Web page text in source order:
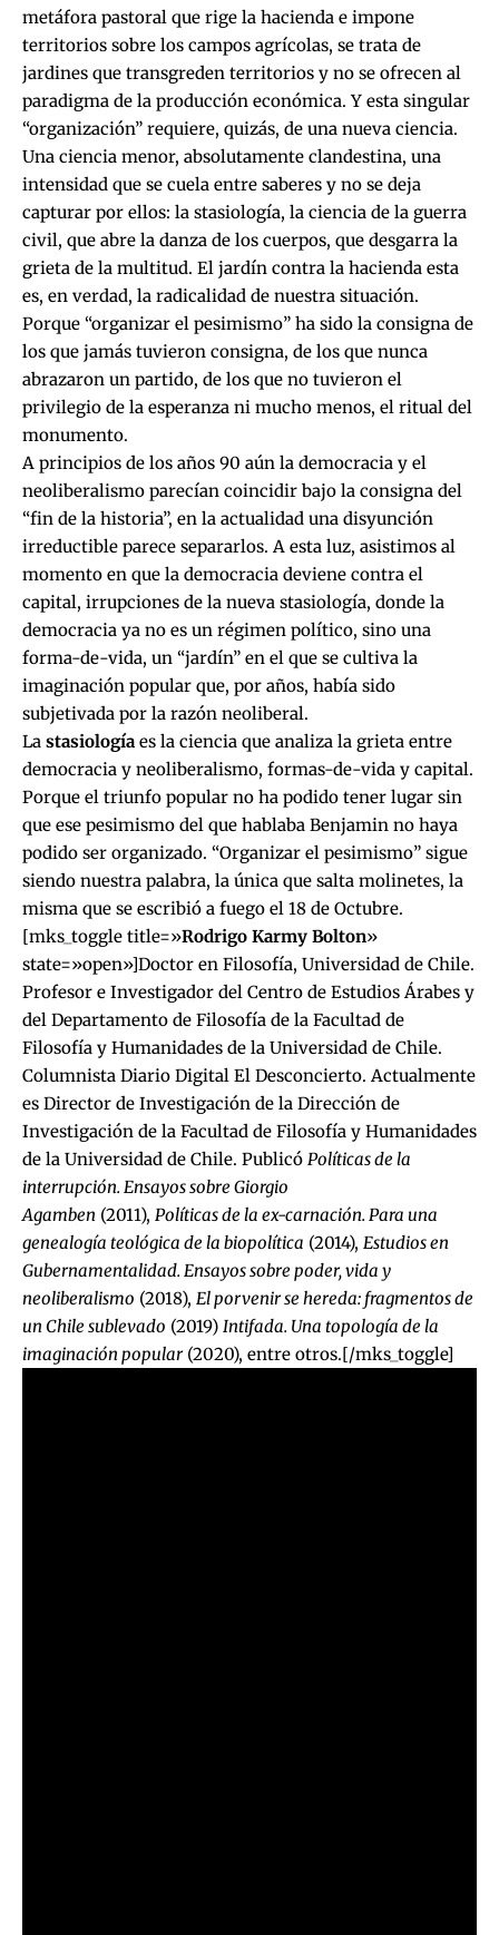
metáfora pastoral que rige la hacienda e impone
territorios sobre los campos agrícolas, se trata de
jardines que transgreden territorios y no se ofrecen al
paradigma de la producción económica. Y esta singular
“organización” requiere, quizás, de una nueva ciencia.
Una ciencia menor, absolutamente clandestina, una
intensidad que se cuela entre saberes y no se deja
capturar por ellos: la stasiología, la ciencia de la guerra
civil, que abre la danza de los cuerpos, que desgarra la
grieta de la multitud. El jardín contra la hacienda esta
es, en verdad, la radicalidad de nuestra situación.
Porque “organizar el pesimismo” ha sido la consigna de
los que jamás tuvieron consigna, de los que nunca
abrazaron un partido, de los que no tuvieron el
privilegio de la esperanza ni mucho menos, el ritual del
monumento.
A principios de los años 90 aún la democracia y el
neoliberalismo parecían coincidir bajo la consigna del
“fin de la historia”, en la actualidad una disyunción
irreductible parece separarlos. A esta luz, asistimos al
momento en que la democracia deviene contra el
capital, irrupciones de la nueva stasiología, donde la
democracia ya no es un régimen político, sino una
forma-de-vida, un “jardín” en el que se cultiva la
imaginación popular que, por años, había sido
subjetivada por la razón neoliberal.
La stasiología es la ciencia que analiza la grieta entre
democracia y neoliberalismo, formas-de-vida y capital.
Porque el triunfo popular no ha podido tener lugar sin
que ese pesimismo del que hablaba Benjamin no haya
podido ser organizado. “Organizar el pesimismo” sigue
siendo nuestra palabra, la única que salta molinetes, la
misma que se escribió a fuego el 18 de Octubre.
[mks_toggle title=»Rodrigo Karmy Bolton»
state=»open»]Doctor en Filosofía, Universidad de Chile.
Profesor e Investigador del Centro de Estudios Árabes y
del Departamento de Filosofía de la Facultad de
Filosofía y Humanidades de la Universidad de Chile.
Columnista Diario Digital El Desconcierto. Actualmente
es Director de Investigación de la Dirección de
Investigación de la Facultad de Filosofía y Humanidades
de la Universidad de Chile. Publicó Políticas de la
interrupción. Ensayos sobre Giorgio
Agamben (2011), Políticas de la ex-carnación. Para una
genealogía teológica de la biopolítica (2014), Estudios en
Gubernamentalidad. Ensayos sobre poder, vida y
neoliberalismo (2018), El porvenir se hereda: fragmentos de
un Chile sublevado (2019) Intifada. Una topología de la
imaginación popular(2020), entre otros.[/mks_toggle]